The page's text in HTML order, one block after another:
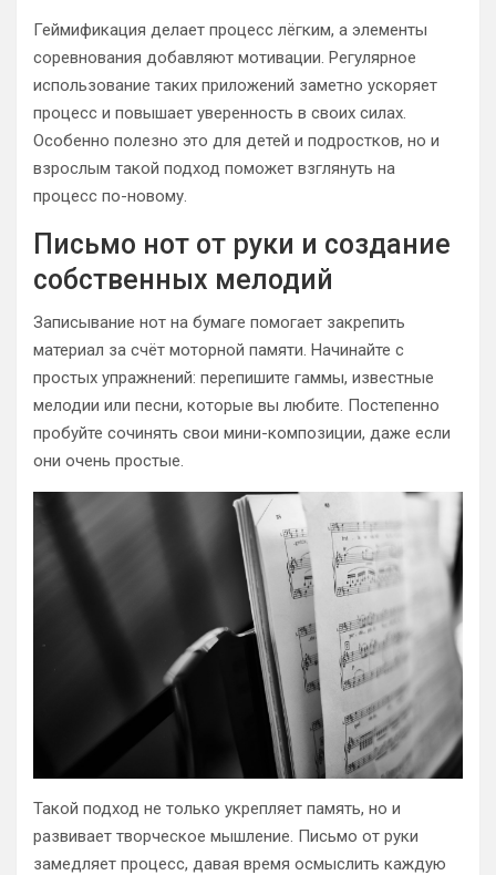
Геймификация делает процесс лёгким, а элементы
соревнования добавляют мотивации. Регулярное
использование таких приложений заметно ускоряет
процесс и повышает уверенность в своих силах.
Особенно полезно это для детей и подростков, но и
взрослым такой подход поможет взглянуть на
процесс по-новому.
Письмо нот от руки и создание
собственных мелодий
Записывание нот на бумаге помогает закрепить
материал за счёт моторной памяти. Начинайте с
простых упражнений: перепишите гаммы, известные
мелодии или песни, которые вы любите. Постепенно
пробуйте сочинять свои мини-композиции, даже если
они очень простые.
Такой подход не только укрепляет память, но и
развивает творческое мышление. Письмо от руки
замедляет процесс, давая время осмыслить каждую